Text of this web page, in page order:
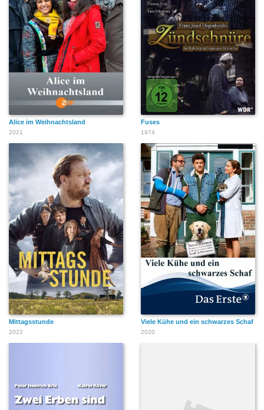
Alice im Weihnachtsland
2021
Fuses
1974
Mittagsstunde
2022
Viele Kühe und ein schwarzes Schaf
2020